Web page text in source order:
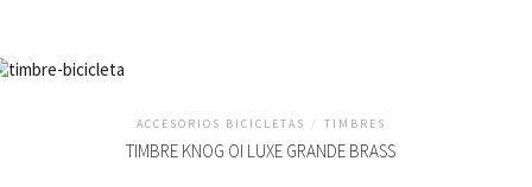
ACCESORIOS BICICLETAS / TIMBRES
TIMBRE KNOG OI LUXE GRANDE BRASS